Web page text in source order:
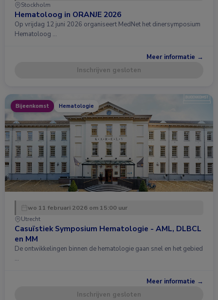
Stockholm
Hematoloog in ORANJE 2026
Op vrijdag 12 juni 2026 organiseert MedNet het dinersymposium
Hematoloog …
Meer informatie →
Inschrijven gesloten
Bijeenkomst Hematologie
wo 11 februari 2026 om 15:00 uur
Utrecht
Casuïstiek Symposium Hematologie - AML, DLBCL
en MM
De ontwikkelingen binnen de hematologie gaan snel en het gebied
…
Meer informatie →
Inschrijven gesloten